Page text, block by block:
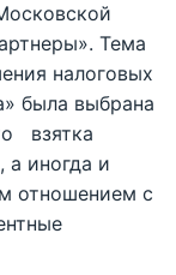
Тема
налоговых
была выбрана
взятка
а иногда и
отношением с